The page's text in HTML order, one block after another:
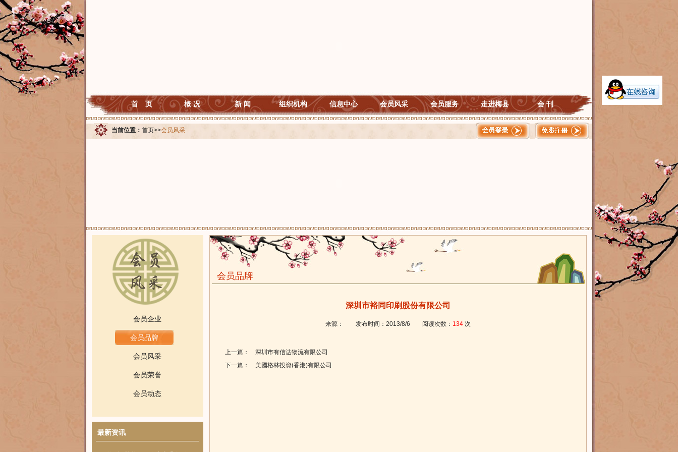
首 页 概 况 新 闻 组织机构 信息中心 会员风采 会员服务 走进梅县 会 刊
当前位置： 首页>>会员风采
会员企业
会员品牌
会员风采
会员荣誉
会员动态
最新资讯
会员品牌
深圳市裕同印刷股份有限公司
来源： 发布时间： 2013/8/6 阅读次数： 134次
上一篇： 深圳市有信达物流有限公司
下一篇： 美國格林投資(香港)有限公司